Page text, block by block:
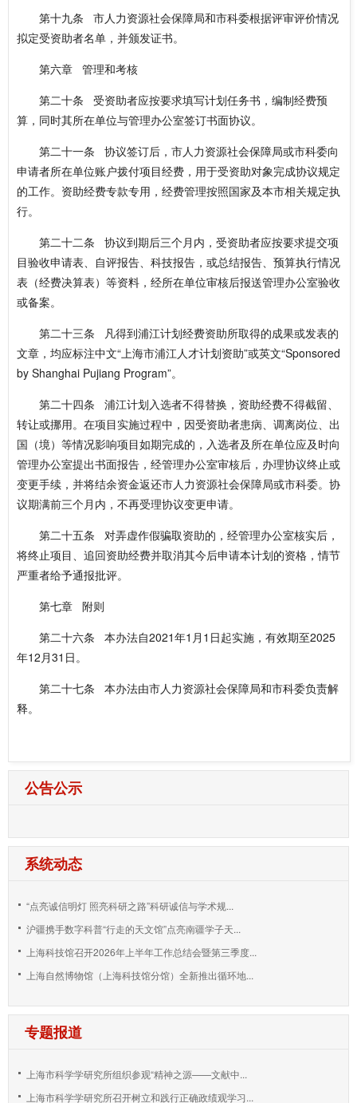
第十九条 市人力资源社会保障局和市科委根据评审评价情况
拟定受资助者名单，并颁发证书。
第六章 管理和考核
第二十条 受资助者应按要求填写计划任务书，编制经费预
算，同时其所在单位与管理办公室签订书面协议。
第二十一条 协议签订后，市人力资源社会保障局或市科委向
申请者所在单位账户拨付项目经费，用于受资助对象完成协议规定
的工作。资助经费专款专用，经费管理按照国家及本市相关规定执
行。
第二十二条 协议到期后三个月内，受资助者应按要求提交项
目验收申请表、自评报告、科技报告，或总结报告、预算执行情况
表（经费决算表）等资料，经所在单位审核后报送管理办公室验收
或备案。
第二十三条 凡得到浦江计划经费资助所取得的成果或发表的
文章，均应标注中文“上海市浦江人才计划资助”或英文“Sponsored
by Shanghai Pujiang Program”。
第二十四条 浦江计划入选者不得替换，资助经费不得截留、
转让或挪用。在项目实施过程中，因受资助者患病、调离岗位、出
国（境）等情况影响项目如期完成的，入选者及所在单位应及时向
管理办公室提出书面报告，经管理办公室审核后，办理协议终止或
变更手续，并将结余资金返还市人力资源社会保障局或市科委。协
议期满前三个月内，不再受理协议变更申请。
第二十五条 对弄虚作假骗取资助的，经管理办公室核实后，
将终止项目、追回资助经费并取消其今后申请本计划的资格，情节
严重者给予通报批评。
第七章 附则
第二十六条 本办法自2021年1月1日起实施，有效期至2025
年12月31日。
第二十七条 本办法由市人力资源社会保障局和市科委负责解
释。
公告公示
系统动态
“点亮诚信明灯 照亮科研之路”科研诚信与学术规...
沪疆携手数字科普“行走的天文馆”点亮南疆学子天...
上海科技馆召开2026年上半年工作总结会暨第三季度...
上海自然博物馆（上海科技馆分馆）全新推出循环地...
专题报道
上海市科学学研究所组织参观“精神之源——文献中...
上海市科学学研究所召开树立和践行正确政绩观学习...